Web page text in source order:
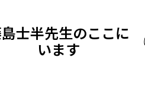
士半先生のここに
います
日記